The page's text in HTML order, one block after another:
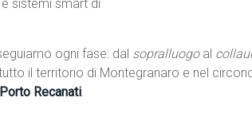
sistemi smart di
ogni fase: dal sopralluogo al
il territorio di Montegranaro e nel
Porto Recanati.